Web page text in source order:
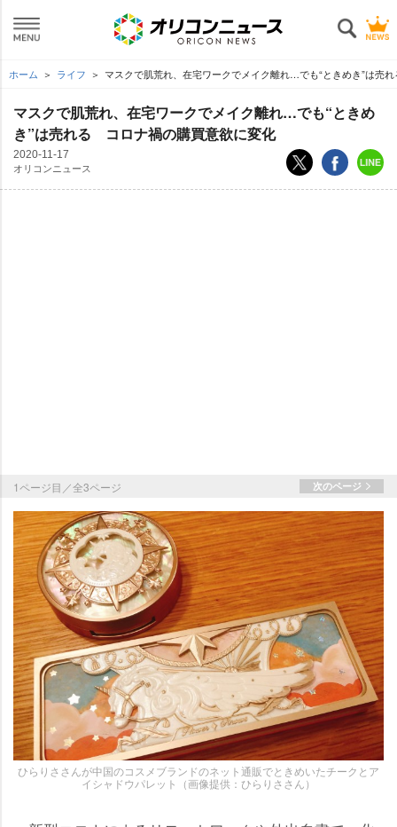
ホーム ライフ マスクで肌荒れ、在宅ワークでメイク離れ…でも“ときめき”は売
マスクで肌荒れ、在宅ワークでメイク離れ…でも“ときめ
き”は売れる コロナ禍の購買意欲に変化
2020-11-17
オリコンニュース
1ページ目／全3ページ 次のページ
ひらりささんが中国のコスメブランドのネット通販でときめいたチークとア
イシャドウパレット（画像提供：ひらりささん）